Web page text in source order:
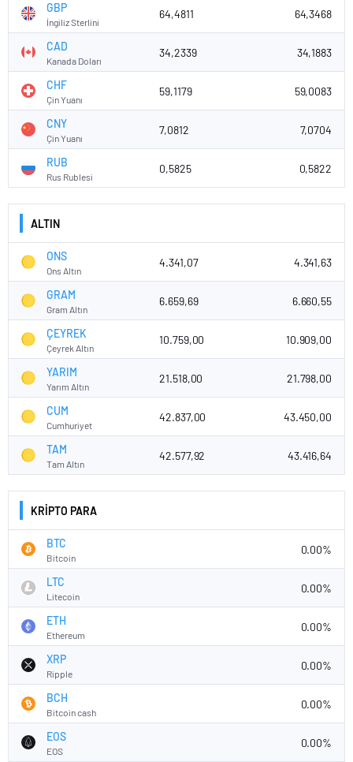
GBP
İngiliz Sterlini
64,4811 64,3468
CAD
Kanada Doları
34,2339 34,1883
CHF
Çin Yuanı
59,1179 59,0083
CNY
Çin Yuanı
7,0812 7,0704
RUB
Rus Rublesi
0,5825 0,5822
ALTIN
ONS
Ons Altın
4.341,07 4.341,63
GRAM
Gram Altın
6.659,69 6.660,55
ÇEYREK
Çeyrek Altın
10.759,00 10.909,00
YARIM
Yarım Altın
21.518,00 21.798,00
CUM
Cumhuriyet
42.837,00 43.450,00
TAM
Tam Altın
42.577,92 43.416,64
KRİPTO PARA
BTC
Bitcoin
0.00%
LTC
Litecoin
0.00%
ETH
Ethereum
0.00%
XRP
Ripple
0.00%
BCH
Bitcoin cash
0.00%
EOS
EOS
0.00%